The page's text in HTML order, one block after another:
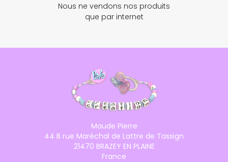
Nous ne vendons nos produits
que par internet
Maude Pierre
44 B rue Maréchal de Lattre de Tassign
21470 BRAZEY EN PLAINE
France